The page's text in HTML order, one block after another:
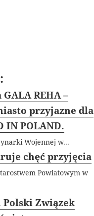
REHA –
przyjazne dla
IN POLAND.
Wojennej w...
chęć przyjęcia
Powiatowym w
Związek